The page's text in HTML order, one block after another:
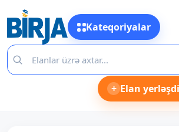
Kateqoriyalar
+ Elan